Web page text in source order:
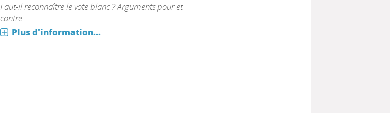
Faut-il reconnaître le vote blanc ? Arguments pour et
contre.
Plus d'information...